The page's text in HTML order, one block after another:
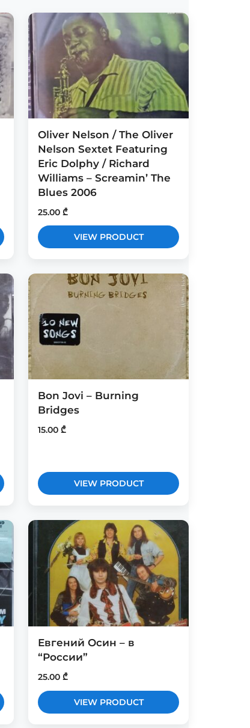
Oliver Nelson / The Oliver
Nelson Sextet Featuring
Eric Dolphy / Richard
Williams – Screamin’ The
Blues 2006
25.00 ₾
VIEW PRODUCT
Bon Jovi – Burning
Bridges
15.00 ₾
VIEW PRODUCT
Евгений Осин – в
“России”
25.00 ₾
VIEW PRODUCT